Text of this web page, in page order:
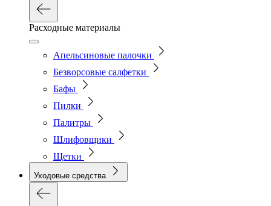
Расходные материалы
Апельсиновые палочки
Безворсовые салфетки
Бафы
Пилки
Палитры
Шлифовщики
Щетки
Уходовые средства